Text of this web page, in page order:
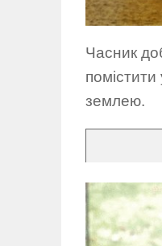
Часник
землею.